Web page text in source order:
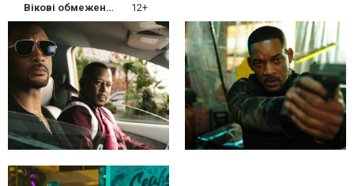
Вікові обмеження 12+